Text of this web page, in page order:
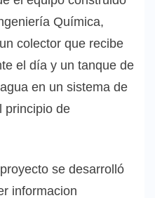
Química,
colector que recibe
el día y un tanque de
en un sistema de
principio de
se desarrolló
informacion